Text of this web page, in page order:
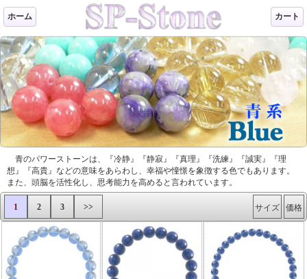
ホーム カート
青のパワーストーンは、『冷静』『静寂』『真理』『洗練』『誠実』『理
想』『高貴』などの意味をあらわし、幸福や憧憬を象徴する色でもあります。
また、頭脳を活性化し、思考能力を高めると言われています。
1 2 3 >> 価格
サイズ